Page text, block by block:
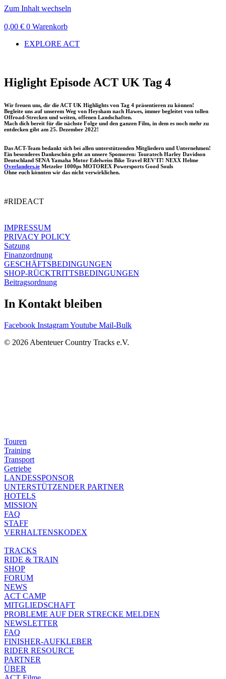
Zum Inhalt wechseln
0,00 € 0 Warenkorb
EXPLORE ACT
Higlight Episode ACT UK Tag 4
Wir freuen uns, dir die ACT UK Highlights von Tag 4 präsentieren zu können!
Begleite uns auf unserem Weg von Heysham nach Hawes, immer begleitet von tollen
Offroad-Strecken und weiten, offenen Landschaften.
Mach dich bereit für die nächste Folge und den ganzen Film, in dem es noch mehr zu
entdecken gibt am 25. Dezember 2022!
Das ACT-Team bedankt sich bei allen unterstützenden Mitgliedern und Unternehmen!
Ein besonderes Dankeschön geht an unsere Sponsoren: Touratech Harley Davidson
Deutschland SENA Yamaha Motor Edelweiss Bike Travel REV'IT! NEXX Helme
Overlanders.ie Metzeler 1000ps MOTOREX Powersports Good Souls
Ohne euch könnten wir das nicht verwirklichen.
#RIDEACT
IMPRESSUM
PRIVACY POLICY
Satzung
Finanzordnung
GESCHÄFTSBEDINGUNGEN
SHOP-RÜCKTRITTSBEDINGUNGEN
Beitragsordnung
In Kontakt bleiben
Facebook InstagramYoutube Mail-Bulk
© 2026 Abenteuer Country Tracks e.V.
Touren
Training
Transport
Getriebe
LANDESSPONSOR
UNTERSTÜTZENDER PARTNER
HOTELS
MISSION
FAQ
STAFF
VERHALTENSKODEX
TRACKS
RIDE & TRAIN
SHOP
FORUM
NEWS
ACT CAMP
MITGLIEDSCHAFT
PROBLEME AUF DER STRECKE MELDEN
NEWSLETTER
FAQ
FINISHER-AUFKLEBER
RIDER RESOURCE
PARTNER
ÜBER